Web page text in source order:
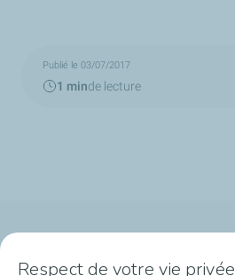
Publié le 03/07/2017
1 minde lecture
Respect de votre vie privée